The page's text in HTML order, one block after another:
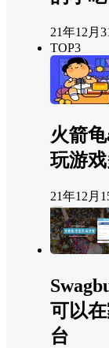
21年12月
TOP3
火箭
玩游
21年12月
可以
台